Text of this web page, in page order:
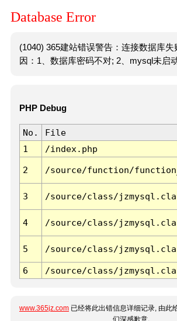
Database Error
(1040) 365建站错误警告：连接数据库失
因：1、数据库密码不对; 2、mysql未启动
PHP Debug
No. File
1
/index.php
2 /source/function/
3 /source/class/
4 /source/class/
5 /source/class/
6 /source/class/
www.365jz.com 已经将此出错信息详细记录, 由此